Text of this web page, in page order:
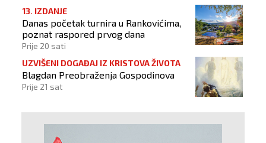
13. IZDANJE
Danas početak turnira u Rankovićima,
poznat raspored prvog dana
Prije 20 sati
UZVIŠENI DOGAĐAJ IZ KRISTOVA ŽIVOTA
Blagdan Preobraženja Gospodinova
Prije 21 sat